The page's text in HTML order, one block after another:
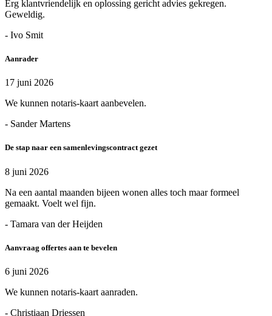
Erg klantvriendelijk en oplossing gericht advies gekregen.
Geweldig.
- Ivo Smit
Aanrader
17 juni 2026
We kunnen notaris-kaart aanbevelen.
- Sander Martens
De stap naar een samenlevingscontract gezet
8 juni 2026
Na een aantal maanden bijeen wonen alles toch maar formeel
gemaakt. Voelt wel fijn.
- Tamara van der Heijden
Aanvraag offertes aan te bevelen
6 juni 2026
We kunnen notaris-kaart aanraden.
- Christiaan Driessen